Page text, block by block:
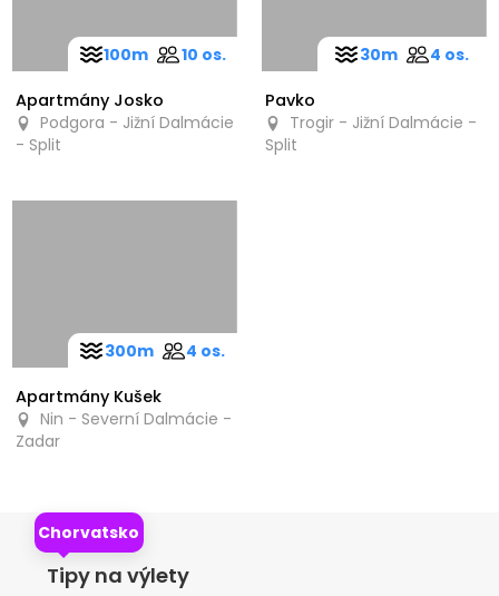
Apartmány Josko
Podgora - Jižní Dalmácie
- Split
100m 10 os.
Pavko
Trogir - Jižní Dalmácie -
Split
30m 4 os.
Apartmány Kušek
Nin - Severní Dalmácie -
Zadar
300m 4 os.
Chorvatsko
Tipy na výlety